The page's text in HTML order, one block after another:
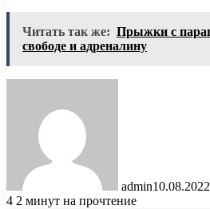
Читать так же: Прыжки с
свободе и адреналину
admin10.08.2022
4 2 минут на прочтение